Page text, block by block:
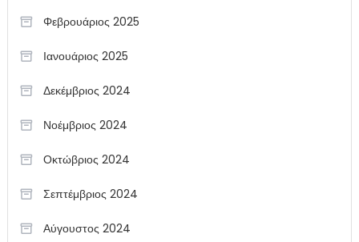
Φεβρουάριος 2025
Ιανουάριος 2025
Δεκέμβριος 2024
Νοέμβριος 2024
Οκτώβριος 2024
Σεπτέμβριος 2024
Αύγουστος 2024